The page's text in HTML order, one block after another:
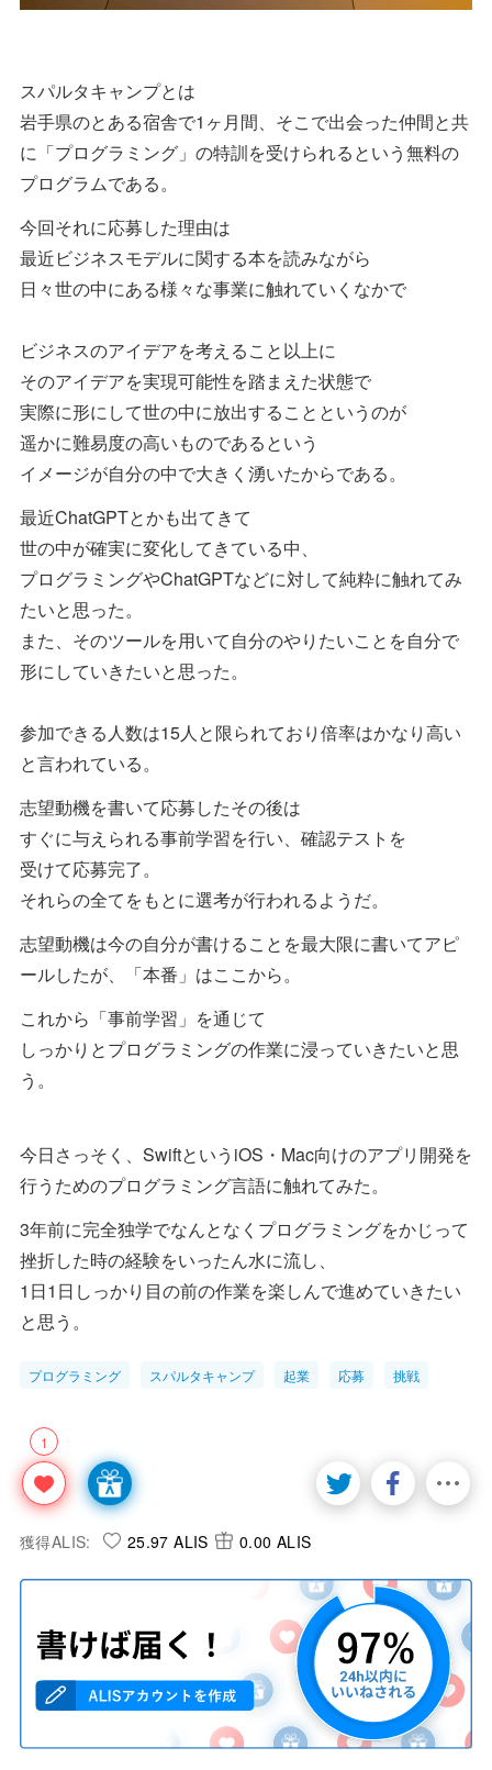
スパルタキャンプとは
岩手県のとある宿舎で1ヶ月間、そこで出会った仲間と共
に「プログラミング」の特訓を受けられるという無料の
プログラムである。
今回それに応募した理由は
最近ビジネスモデルに関する本を読みながら
日々世の中にある様々な事業に触れていくなかで
ビジネスのアイデアを考えること以上に
そのアイデアを実現可能性を踏まえた状態で
実際に形にして世の中に放出することというのが
遥かに難易度の高いものであるという
イメージが自分の中で大きく湧いたからである。
最近ChatGPTとかも出てきて
世の中が確実に変化してきている中、
プログラミングやChatGPTなどに対して純粋に触れてみ
たいと思った。
また、そのツールを用いて自分のやりたいことを自分で
形にしていきたいと思った。
参加できる人数は15人と限られており倍率はかなり高い
と言われている。
志望動機を書いて応募したその後は
すぐに与えられる事前学習を行い、確認テストを
受けて応募完了。
それらの全てをもとに選考が行われるようだ。
志望動機は今の自分が書けることを最大限に書いてアピ
ールしたが、「本番」はここから。
これから「事前学習」を通じて
しっかりとプログラミングの作業に浸っていきたいと思
う。
今日さっそく、SwiftというiOS・Mac向けのアプリ開発を
行うためのプログラミング言語に触れてみた。
3年前に完全独学でなんとなくプログラミングをかじって
挫折した時の経験をいったん水に流し、
1日1日しっかり目の前の作業を楽しんで進めていきたい
と思う。
プログラミング スパルタキャンプ 起業 応募 挑戦
1
獲得ALIS: 25.97 ALIS 0.00 ALIS